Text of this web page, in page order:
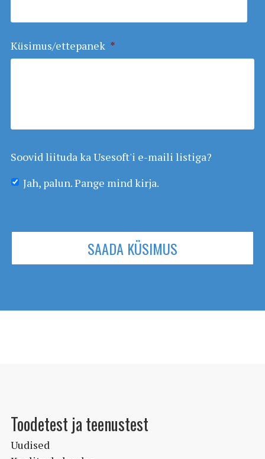
Küsimus/ettepanek *
Soovid liituda ka Usesoft'i e-maili listiga?
Jah, palun. Pange mind kirja.
SAADA KÜSIMUS
Toodetest ja teenustest
Uudised